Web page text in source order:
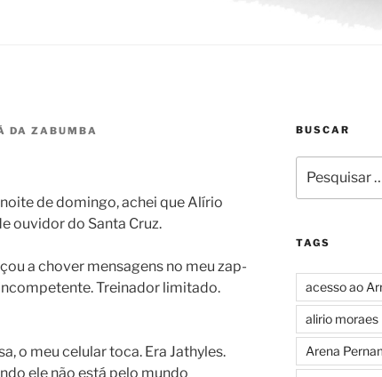
DA ZABUMBA
de domingo, achei que Alírio
ouvidor do Santa Cruz.
a chover mensagens no meu zap-
Treinador limitado.
o meu celular toca. Era Jathyles.
ele não está pelo mundo
BUSCAR
por:
TAGS
acesso ao
alirio moraes
Arena